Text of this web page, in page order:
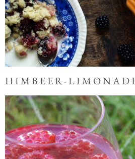
HIMBEER-